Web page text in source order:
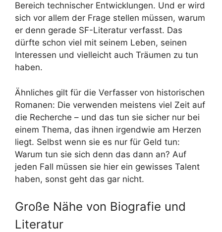
Bereich technischer Entwicklungen. Und er wird
sich vor allem der Frage stellen müssen, warum
er denn gerade SF-Literatur verfasst. Das
dürfte schon viel mit seinem Leben, seinen
Interessen und vielleicht auch Träumen zu tun
haben.
Ähnliches gilt für die Verfasser von historischen
Romanen: Die verwenden meistens viel Zeit auf
die Recherche – und das tun sie sicher nur bei
einem Thema, das ihnen irgendwie am Herzen
liegt. Selbst wenn sie es nur für Geld tun:
Warum tun sie sich denn das dann an? Auf
jeden Fall müssen sie hier ein gewisses Talent
haben, sonst geht das gar nicht.
Große Nähe von Biografie und
Literatur